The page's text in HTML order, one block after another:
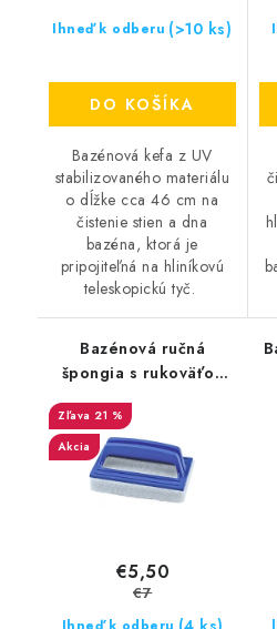
Ihneď k odberu (>10 ks)
DO KOŠÍKA
Bazénová kefa z UV
stabilizovaného materiálu
o dĺžke cca 46 cm na
čistenie stien a dna
bazéna, ktorá je
pripojiteľná na hliníkovú
teleskopickú tyč.
Bazénová ručná
špongia s rukoväťou
21 %
Akcia
€5,50
€7